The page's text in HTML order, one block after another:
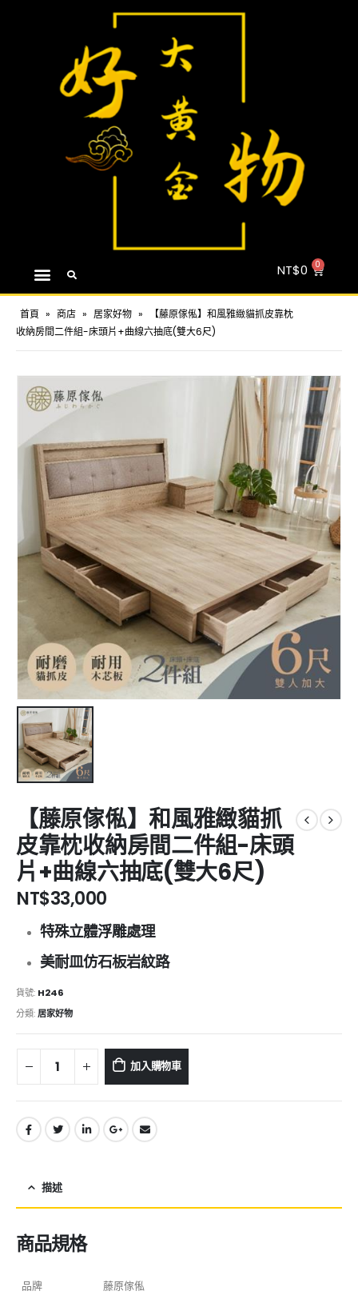
NT$0
首頁 » 商店 » 居家好物 »
【藤原傢俬】和風雅緻貓抓皮靠枕
收納房間二件組-床頭片+曲線六抽底(雙大6尺)
【藤原傢俬】和風雅緻貓抓
皮靠枕收納房間二件組-床頭
片+曲線六抽底(雙大6尺)
NT$33,000
特殊立體浮雕處理
美耐皿仿石板岩紋路
貨號: H246
分類:居家好物
加入購物車
描述
商品規格
品牌
藤原傢俬